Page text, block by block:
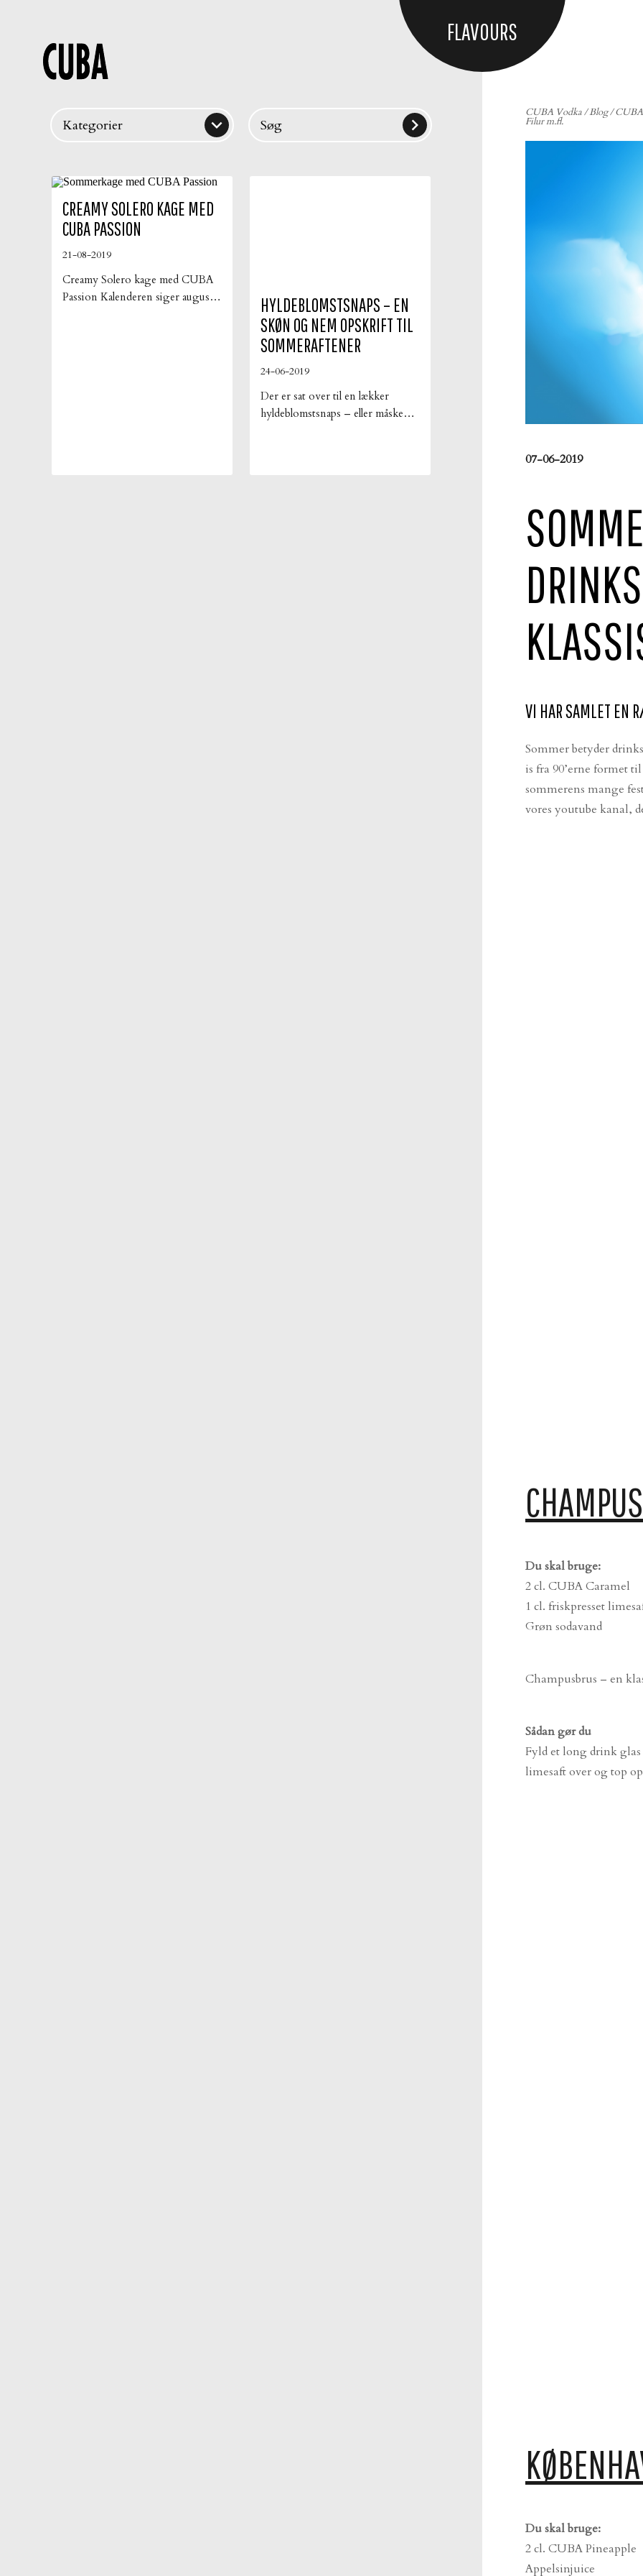
FLAVOURS
CUBA Vodka/Blog/CUBA
Filur m.fl.
07-06-2019
VI HAR SAMLET EN
Sommer betyder
is fra 90’erne formet
sommerens mange
vores youtube kanal,
Du skal bruge:
2 cl. CUBA Caramel
1 cl. friskpresset
Grøn sodavand
Champusbrus – en
Sådan gør du
Fyld et long drink
limesaft over og top
Du skal bruge:
2 cl. CUBA Pineapple
Appelsinjuice
Kategorier  Søg 
CREAMY SOLERO KAGE MED
CUBA PASSION
21-08-2019
Creamy Solero kage med CUBA
Passion Kalenderen siger august
HYLDEBLOMSTSNAPS – EN
SKØN OG NEM OPSKRIFT TIL
SOMMERAFTENER
24-06-2019
Der er sat over til en lækker
hyldeblomstsnaps – eller måske